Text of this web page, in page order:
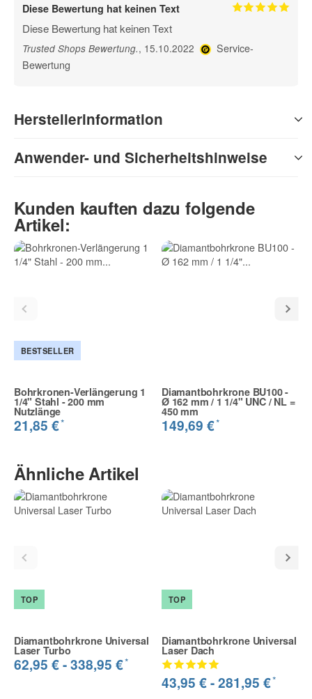
Diese Bewertung hat keinen Text
Diese Bewertung hat keinen Text
Trusted Shops Bewertung., 15.10.2022
Service-
Bewertung
Herstellerinformation
Anwender- und Sicherheitshinweise
Kunden kauften dazu folgende
Artikel:
BESTSELLER
Bohrkronen-Verlängerung 1
1/4" Stahl - 200 mm
Nutzlänge
21,85 €*
Diamantbohrkrone BU100 -
Ø 162 mm / 1 1/4" UNC / NL =
450 mm
149,69 €*
Ähnliche Artikel
TOP
Diamantbohrkrone Universal
Laser Turbo
62,95 € -338,95 €*
TOP
Diamantbohrkrone Universal
Laser Dach
43,95 € -281,95 €*